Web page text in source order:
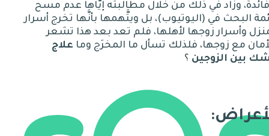
فائدة، وزاد في ذلك من خلال مطالبته إيَّاها عدم مسح
البحث في (اليوتيوب)، بل ويتَّهمها بأنَّها تخرج أسرار
وأسرار زوجها لأهلها، فلم تعد بعد هذا تشعر
مع زوجها، فلذلك تسأل ما المخرَج وما علاج
بين الزوجين ؟